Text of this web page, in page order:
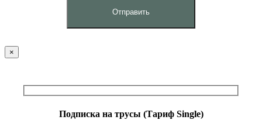
×
Подписка на трусы (Тариф Single)